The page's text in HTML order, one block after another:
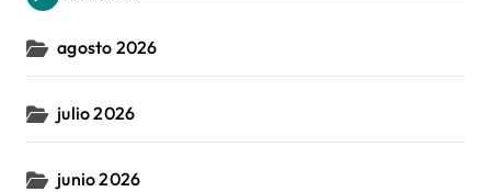
agosto 2026
julio 2026
junio 2026